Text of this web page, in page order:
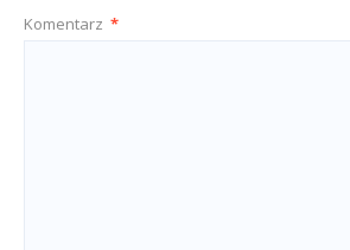
Komentarz *